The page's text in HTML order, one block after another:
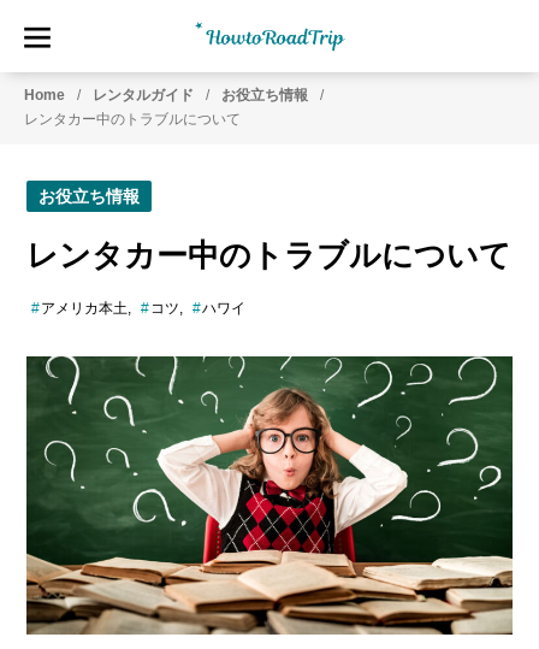
HowtoRoadTrip.com
Home レンタルガイド
お役立ち情報
レンタカー中のトラブルについて
お役立ち情報
レンタカー中のトラブルについて
アメリカ本土 コツ ハワイ